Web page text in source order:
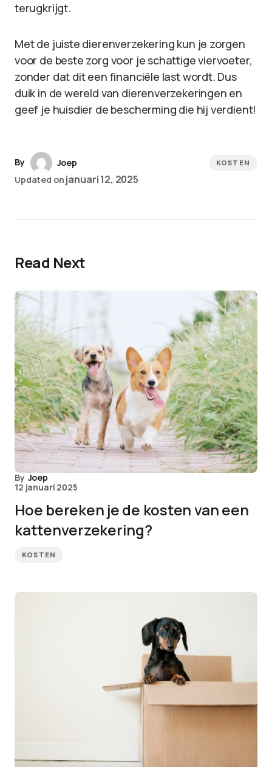
terugkrijgt.
Met de juiste dierenverzekering kun je zorgen
voor de beste zorg voor je schattige viervoeter,
zonder dat dit een financiële last wordt. Dus
duik in de wereld van dierenverzekeringen en
geef je huisdier de bescherming die hij verdient!
By
Joep
Updated on januari 12, 2025
KOSTEN
Read Next
By Joep
12 januari 2025
Hoe bereken je de kosten van een
kattenverzekering?
KOSTEN